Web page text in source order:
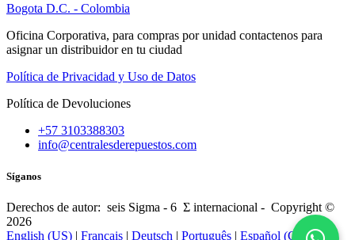
Bogota D.C. - Colombia
Oficina Corporativa, para compras por unidad contactenos para
asignar un distribuidor en tu ciudad
Política de Privacidad y Uso de Datos
Política de Devoluciones
+57 3103388303
info@centralesderepuestos.com
Síganos
Derechos de autor: seis Sigma - 6 Σ internacional - Copyright ©
2026
English (US) | Français | Deutsch | Português | Español (CO)